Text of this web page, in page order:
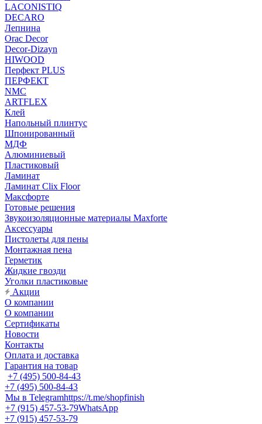
LACONISTIQ
DECARO
Лепнина
Orac Decor
Decor-Dizayn
HIWOOD
Перфект PLUS
ПЕРФЕКТ
NMC
ARTFLEX
Клей
Напольный плинтус
Шпонированный
МДФ
Алюминиевый
Пластиковый
Ламинат
Ламинат Clix Floor
Максфорте
Готовые решения
Звукоизоляционные материалы Maxforte
Аксессуары
Пистолеты для пены
Монтажная пена
Герметик
Жидкие гвозди
Уголки пластиковые
Акции
О компании
О компании
Сертификаты
Новости
Контакты
Оплата и доставка
Гарантия на товар
+7 (495) 500-84-43
+7 (495) 500-84-43
Мы в Telegramhttps://t.me/shopfinish
+7 (915) 457-53-79WhatsApp
+7 (915) 457-53-79